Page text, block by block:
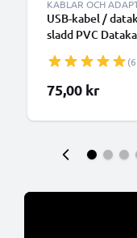
KABLAR OCH
USB-kabel /
sladd PVC
75,00 kr